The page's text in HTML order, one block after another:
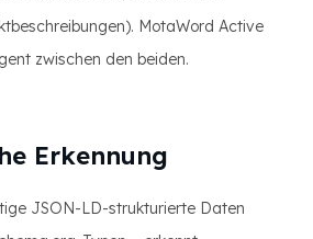
MotaWord Active
zwischen den beiden.
Erkennung
JSON-LD-strukturierte Daten